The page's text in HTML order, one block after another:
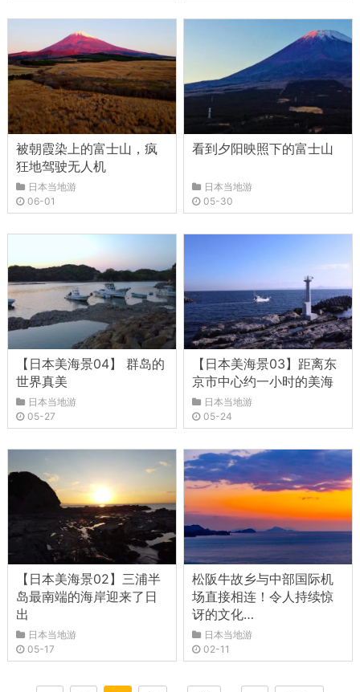
被朝霞染上的富士山，疯
狂地驾驶无人机
日本当地游
06-01
看到夕阳映照下的富士山
日本当地游
05-30
【日本美海景04】 群岛的
世界真美
日本当地游
05-27
【日本美海景03】距离东
京市中心约一小时的美海
日本当地游
05-24
【日本美海景02】三浦半
岛最南端的海岸迎来了日
出
日本当地游
05-17
松阪牛故乡与中部国际机
场直接相连！令人持续惊
讶的文化…
日本当地游
02-11